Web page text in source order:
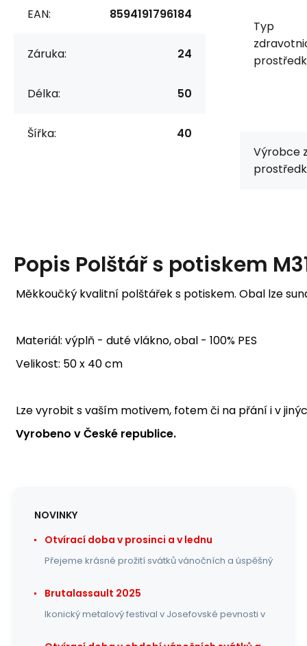
EAN: 8594191796184
Záruka: 24
Délka: 50
Šířka: 40
Typ
Výrobce
Popis Polštář s potiskem
Měkkoučký kvalitní polštářek s potiskem. Obal lze
Materiál: výplň - duté vlákno, obal - 100% PES
Velikost: 50 x 40 cm
Lze vyrobit s vaším motivem, fotem či na přání i v
Vyrobeno v České republice.
NOVINKY
Otvírací doba v prosinci a v lednu
Přejeme krásné prožití svátků vánočních a úspěšný
Brutalassault 2025
Ikonický metalový festival v Josefovské pevnosti v